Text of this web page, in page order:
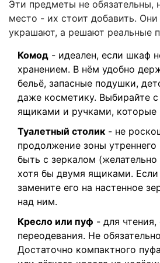
Эти предметы не обязательны,
место - их стоит добавить. Они
украшают, а решают реальные
Комод - идеален, если шкаф
хранением. В нём удобно
бельё, запасные подушки,
даже косметику. Выбирайте с
ящиками и ручками, которые
Туалетный столик - не
продолжение зоны
быть с зеркалом
хотя бы двумя ящиками.
замените его на настенное
над ним.
Кресло или пуф - для чтения,
переодевания. Не
Достаточно компактного